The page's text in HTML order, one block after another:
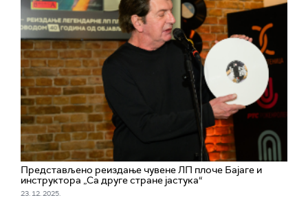
Представљено реиздање чувене ЛП плоче Бајаге и
инструктора „Са друге стране јастука“
23. 12. 2025.